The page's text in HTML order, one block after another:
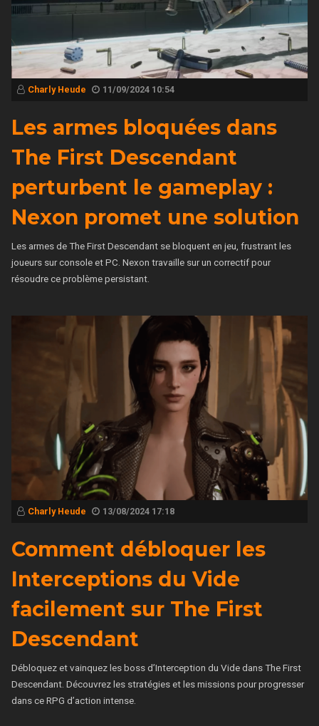
Charly Heude 11/09/2024 10:54
Les armes bloquées dans
The First Descendant
perturbent le gameplay :
Nexon promet une solution
Les armes de The First Descendant se bloquent en jeu, frustrant les
joueurs sur console et PC. Nexon travaille sur un correctif pour
résoudre ce problème persistant.
Charly Heude 13/08/2024 17:18
Comment débloquer les
Interceptions du Vide
facilement sur The First
Descendant
Débloquez et vainquez les boss d’Interception du Vide dans The First
Descendant. Découvrez les stratégies et les missions pour progresser
dans ce RPG d’action intense.